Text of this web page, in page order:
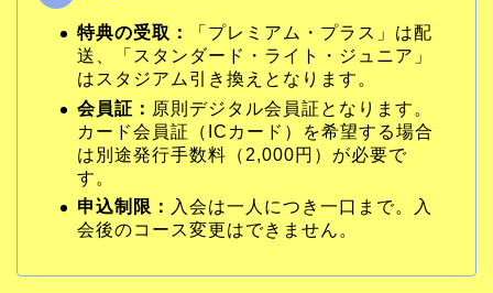
特典の受取：
「プレミアム・プラス」は配
送、「スタンダード・ライト・ジュニア」
はスタジアム引き換えとなります。
会員証： 原則デジタル会員証となります。
カード会員証（ICカード）を希望する場合
は別途発行手数料（2,000円）が必要で
す。
申込制限： 入会は一人につき一口まで。入
会後のコース変更はできません。